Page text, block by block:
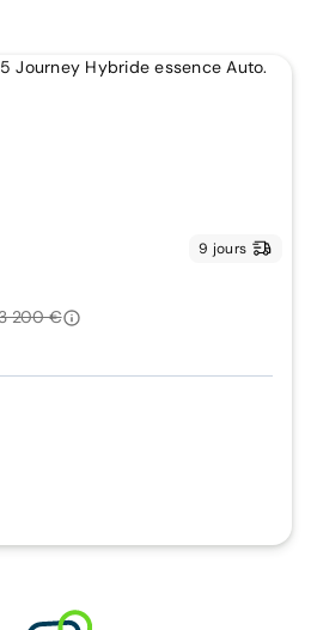
9 jours
200 €